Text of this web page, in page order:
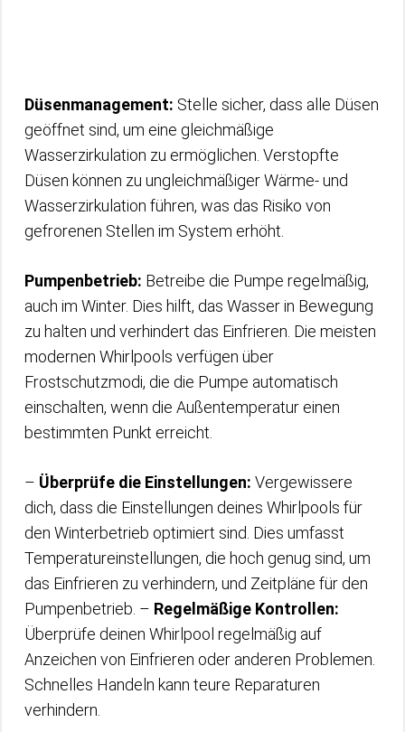
Düsenmanagement: Stelle sicher, dass alle Düsen
geöffnet sind, um eine gleichmäßige
Wasserzirkulation zu ermöglichen. Verstopfte
Düsen können zu ungleichmäßiger Wärme- und
Wasserzirkulation führen, was das Risiko von
gefrorenen Stellen im System erhöht.
Pumpenbetrieb: Betreibe die Pumpe regelmäßig,
auch im Winter. Dies hilft, das Wasser in Bewegung
zu halten und verhindert das Einfrieren. Die meisten
modernen Whirlpools verfügen über
Frostschutzmodi, die die Pumpe automatisch
einschalten, wenn die Außentemperatur einen
bestimmten Punkt erreicht.
– Überprüfe die Einstellungen: Vergewissere
dich, dass die Einstellungen deines Whirlpools für
den Winterbetrieb optimiert sind. Dies umfasst
Temperatureinstellungen, die hoch genug sind, um
das Einfrieren zu verhindern, und Zeitpläne für den
Pumpenbetrieb. – Regelmäßige Kontrollen:
Überprüfe deinen Whirlpool regelmäßig auf
Anzeichen von Einfrieren oder anderen Problemen.
Schnelles Handeln kann teure Reparaturen
verhindern.